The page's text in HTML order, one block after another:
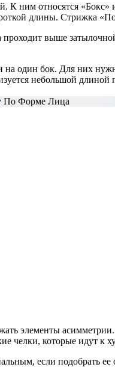
К ним относятся
длины. Стрижка
выше
один бок. Для них
небольшой
Форме Лица
элементы
челки, которые идут
если подобрать